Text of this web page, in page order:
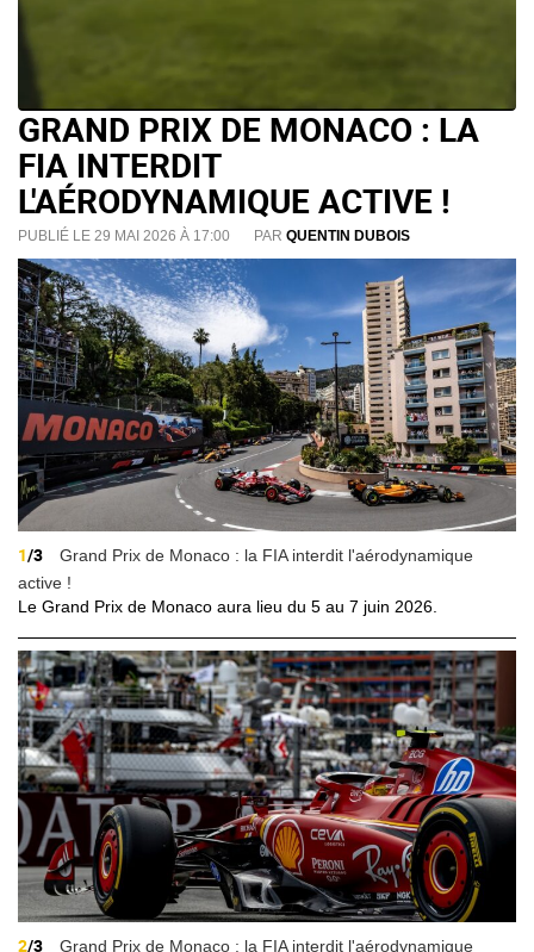
GRAND PRIX DE MONACO : LA
FIA INTERDIT
L'AÉRODYNAMIQUE ACTIVE !
PUBLIÉ LE 29 MAI 2026 À 17:00 PAR QUENTIN DUBOIS
1/3
Grand Prix de Monaco : la FIA interdit l'aérodynamique
active !
Le Grand Prix de Monaco aura lieu du 5 au 7 juin 2026.
2/3
Grand Prix de Monaco : la FIA interdit l'aérodynamique